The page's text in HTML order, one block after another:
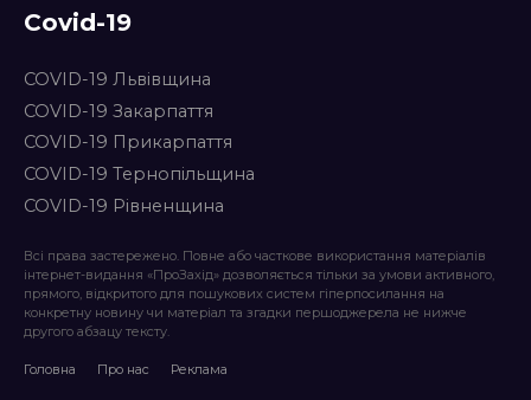
Covid-19
COVID-19 Львівщина
COVID-19 Закарпаття
COVID-19 Прикарпаття
COVID-19 Тернопільщина
COVID-19 Рівненщина
Всі права застережено. Повне або часткове використання матеріалів
інтернет-видання «ПроЗахід» дозволяється тільки за умови активного,
прямого, відкритого для пошукових систем гіперпосилання на
конкретну новину чи матеріал та згадки першоджерела не нижче
другого абзацу тексту.
Головна Про нас Реклама